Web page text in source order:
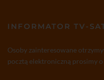
INFORMATOR TV-
Osoby zainteresowane
pocztą elektroniczną prosimy